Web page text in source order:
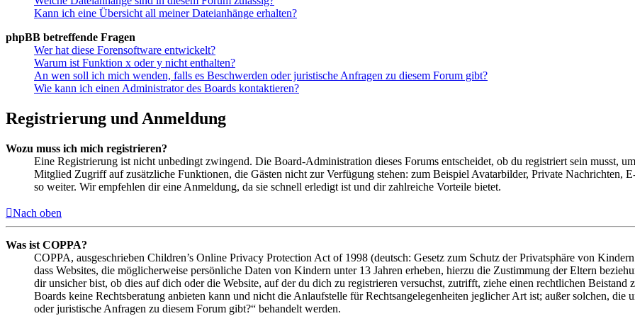
Kann ich eine Übersicht all meiner Dateianhänge erhalten?
phpBB betreffende Fragen
Wer hat diese Forensoftware entwickelt?
Warum ist Funktion x oder y nicht enthalten?
An wen soll ich mich wenden, falls es Beschwerden oder juristische Anfragen zu diesem Forum gibt?
Wie kann ich einen Administrator des Boards kontaktieren?
Registrierung und Anmeldung
Wozu muss ich mich registrieren?
Eine Registrierung ist nicht unbedingt zwingend. Die Board-Administration dieses Forums entscheidet, ob du registriert sein musst,
Mitglied Zugriff auf zusätzliche Funktionen, die Gästen nicht zur Verfügung stehen: zum Beispiel Avatarbilder, Private Nachrichten,
so weiter. Wir empfehlen dir eine Anmeldung, da sie schnell erledigt ist und dir zahlreiche Vorteile bietet.
Nach oben
Was ist COPPA?
COPPA, ausgeschrieben Children’s Online Privacy Protection Act of 1998 (deutsch: Gesetz zum Schutz der Privatsphäre von
dass Websites, die möglicherweise persönliche Daten von Kindern unter 13 Jahren erheben, hierzu die Zustimmung der Eltern
dir unsicher bist, ob dies auf dich oder die Website, auf der du dich zu registrieren versuchst, zutrifft, ziehe einen rechtlichen
Boards keine Rechtsberatung anbieten kann und nicht die Anlaufstelle für Rechtsangelegenheiten jeglicher Art ist; außer solchen,
oder juristische Anfragen zu diesem Forum gibt?“ behandelt werden.